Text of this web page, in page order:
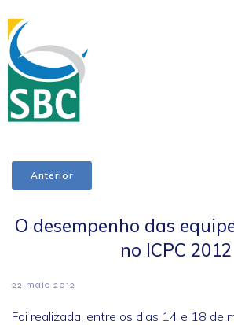
Anterior
O desempenho das
no ICPC 2012
22 maio 2012
Foi realizada, entre os dias 14 e 18 de